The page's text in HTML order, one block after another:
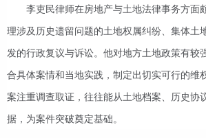
李吏民律师在房地产与土地法律事务方面
理涉及历史遗留问题的土地权属纠纷、集体土
发的行政复议与诉讼。他对地方土地政策有较
合具体案情和当地实践，制定出切实可行的维
案注重调查取证，往往能从土地档案、历史协
据，为案件突破奠定基础。